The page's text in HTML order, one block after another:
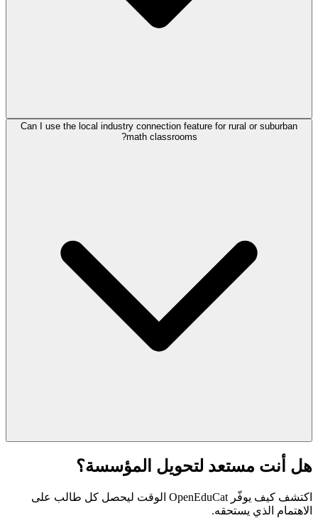
Can I use the local industry connection feature for rural or suburban
math classrooms?
هل أنت مستعد لتحويل المؤسسة؟
اكتشف كيف يوفّر OpenEduCat الوقت ليحصل كل طالب على
الاهتمام الذي يستحقه.